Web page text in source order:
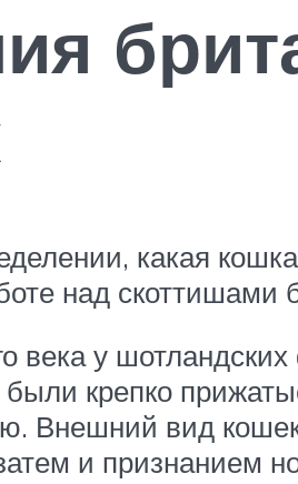
какая
над
века у
были крепко
Внешний вид
и признанием